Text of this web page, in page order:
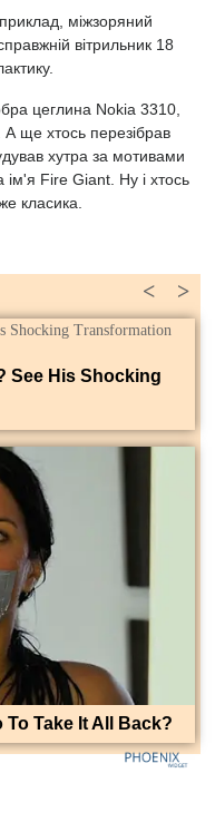
міжзоряний
вітрильник 18
цеглина Nokia 3310,
ще хтось перезібрав
хутра за мотивами
ім'я Fire Giant. Ну і хтось
класика.
>
<
See His Shocking
To Take It All Back?